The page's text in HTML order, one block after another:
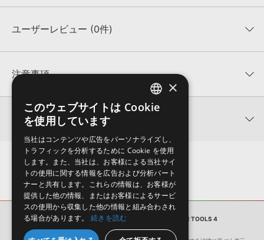
収録ファイル一覧
ユーザーレビュー (0件)
★★★★★
★5
★4
★3
★2
★1
レビューをもっと見る »
注意事項
KONTAKTフォーマットについて：
サンプルパック製品の
KONTAKTフォーマットは、製品版KONTAKT（別売）
でお使いいただけます。無償版のKONTAKT PLAYERではお使いい
ただけませんので、ご注意ください。また、「ライブラリ・タブ」
への表示にも対応しておりません。
4GBを超えるデータに関するご注意：FAT32でフォーマットされた
HDDには、1ファイル4GBを超えるデータを格納することができま
せん。データ容量が4GBを超えるダウンロード製品をご購入いただ
きます際には、NTFSやHFS＋でフォーマットされたHDDをご用意
いただく必要がございます。
製品の購入手続き完了後、受注確認メールとシリアルナンバーをお
関連情報
【Producer Loops】約4,000タイトルのサンプルパックが最大
50%OFF！サマーセール！
VANDALISM 製品一覧
サンプルパック SHOCKING PRODUCER TOOLS 4
ENGLISH
×
このウェブサイトは Cookie
を使用しています
当社はコンテンツや広告をパーソナライズし、
トラフィックを分析するために Cookie を使用
します。また、当社は、お客様による当社サイ
トの使用に関する情報を広告および分析パート
ナーと共有します。これらの情報は、お客様が
提供した他の情報、またはお客様によるサービ
スの使用から収集した他の情報と組み合わされ
る場合があります。
続きを読む